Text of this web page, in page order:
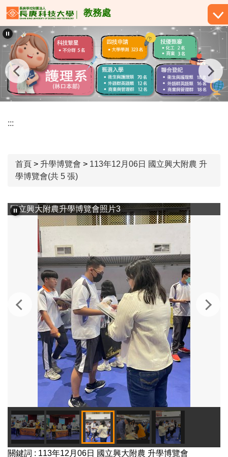
跳
到
主
要
內
容
區
教務處
:::
首頁 > 升學博覽會 > 113年12月06日 國立興大附農 升
學博覽會(共 5 張)
國立興大附農升學博覽會照片3
關鍵詞 : 113年12月06日 國立興大附農 升學博覽會